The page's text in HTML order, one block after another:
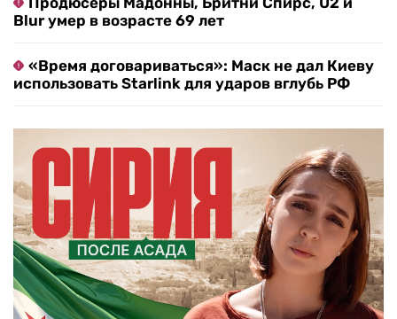
Blur умер в возрасте 69 лет
«Время договариваться»: Маск не дал Киеву
использовать Starlink для ударов вглубь РФ